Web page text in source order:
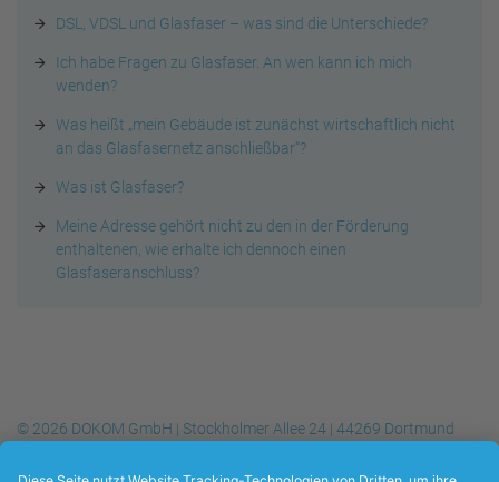
DSL, VDSL und Glasfaser – was sind die Unterschiede?
Ich habe Fragen zu Glasfaser. An wen kann ich mich
wenden?
Was heißt „mein Gebäude ist zunächst wirtschaftlich nicht
an das Glasfasernetz anschließbar“?
Was ist Glasfaser?
Meine Adresse gehört nicht zu den in der Förderung
enthaltenen, wie erhalte ich dennoch einen
Glasfaseranschluss?
© 2026 DOKOM GmbH | Stockholmer Allee 24 | 44269 Dortmund